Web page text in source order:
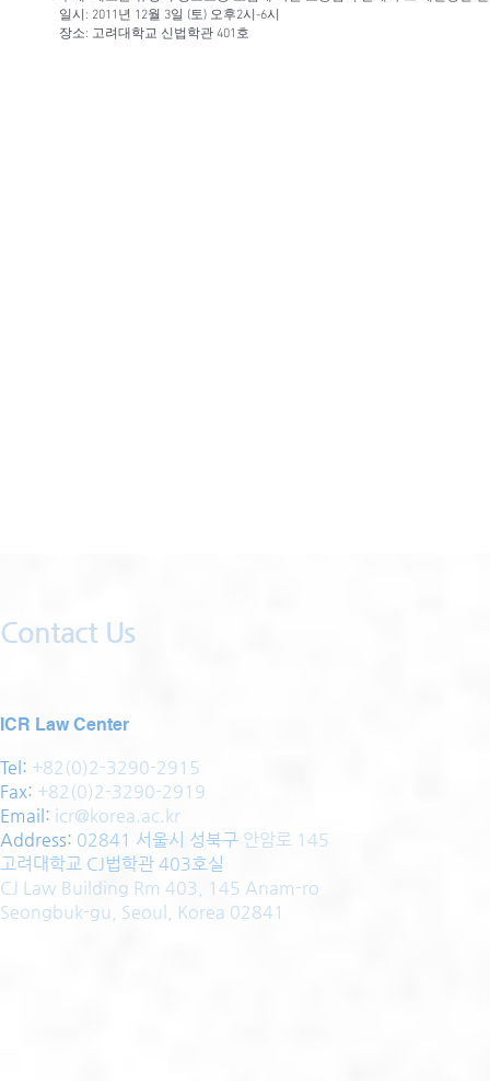
일시: 2011년 12월 3일 (토) 오후2시-6시
장소: 고려대학교 신법학관 401호
Contact Us
ICR Law Center
Tel: +82(0)2-3290-2915
Fax: +82(0)2-3290-2919
Email: icr@korea.ac.kr
Address: 02841 서울시 성북구 안암로 145
고려대학교 CJ법학관 403호실
CJ Law Building Rm 403, 145 Anam-ro
Seongbuk-gu, Seoul, Korea 02841